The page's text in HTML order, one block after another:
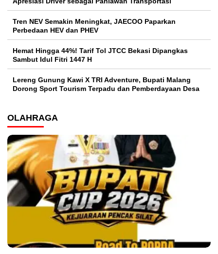
Tren NEV Semakin Meningkat, JAECOO Paparkan
Perbedaan HEV dan PHEV
Hemat Hingga 44%! Tarif Tol JTCC Bekasi Dipangkas
Sambut Idul Fitri 1447 H
Lereng Gunung Kawi X TRI Adventure, Bupati Malang
Dorong Sport Tourism Terpadu dan Pemberdayaan Desa
OLAHRAGA